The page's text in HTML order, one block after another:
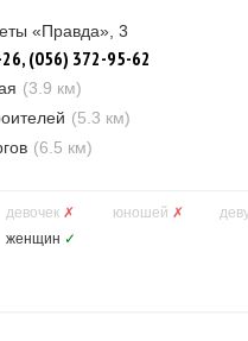
«Правда», 3
(056) 372-95-62
(3.9 км)
(5.3 км)
(6.5 км)
девочек ✗ юношей ✗
женщин ✓